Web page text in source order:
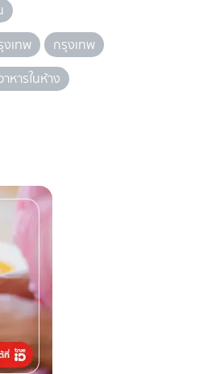
งเทพ
กรุงเทพ
หารในห้าง